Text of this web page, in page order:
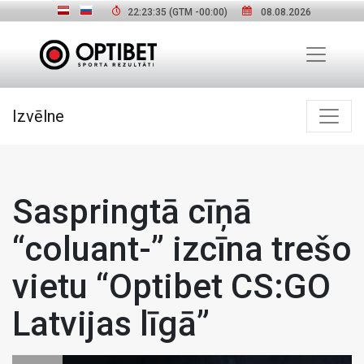
22:23:36 (GTM -00:00) 08.08.2026
Izvēlne
Saspringtā cīņā
“coluant-” izcīna trešo
vietu “Optibet CS:GO
Latvijas līgā”